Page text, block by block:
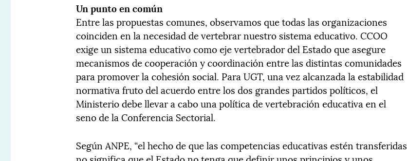
Un punto en común
Entre las propuestas comunes, observamos que todas las organizaciones
coinciden en la necesidad de vertebrar nuestro sistema educativo. CCOO
exige un sistema educativo como eje vertebrador del Estado que asegure
mecanismos de cooperación y coordinación entre las distintas comunidades
para promover la cohesión social. Para UGT, una vez alcanzada la estabilidad
normativa fruto del acuerdo entre los dos grandes partidos políticos, el
Ministerio debe llevar a cabo una política de vertebración educativa en el
seno de la Conferencia Sectorial.
Según ANPE, “el hecho de que las competencias educativas estén transferidas